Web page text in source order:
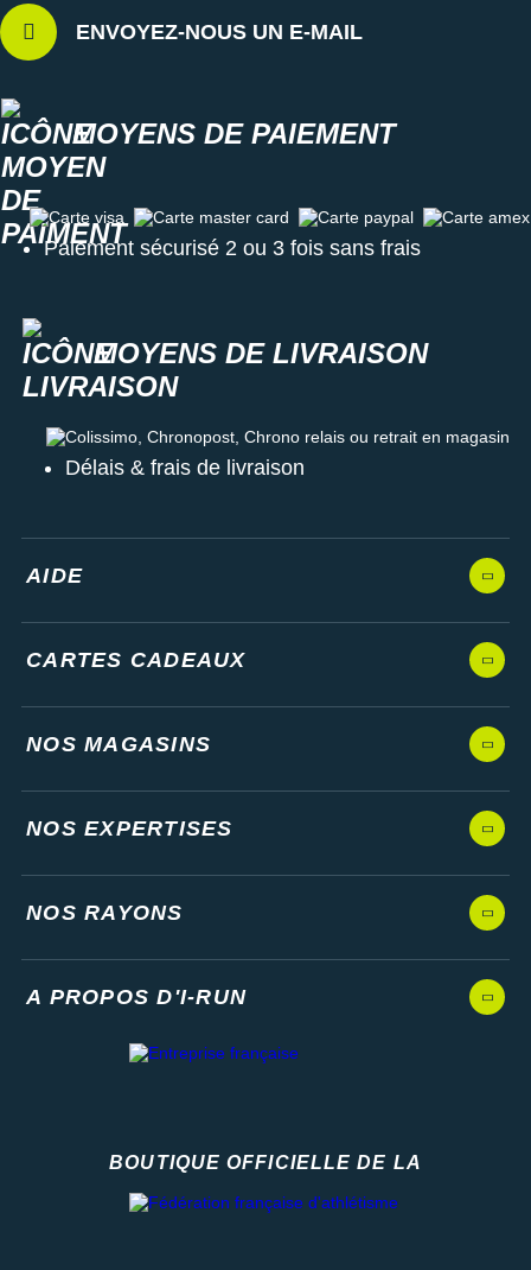
ENVOYEZ-NOUS UN E-MAIL
MOYENS DE PAIEMENT
Carte visa Carte master card Carte paypal Carte amex
Paiement sécurisé 2 ou 3 fois sans frais
MOYENS DE LIVRAISON
Colissimo, Chronopost, Chrono relais ou retrait en magasin
Délais & frais de livraison
AIDE
CARTES CADEAUX
NOS MAGASINS
NOS EXPERTISES
NOS RAYONS
A PROPOS D'I-RUN
BOUTIQUE OFFICIELLE DE LA